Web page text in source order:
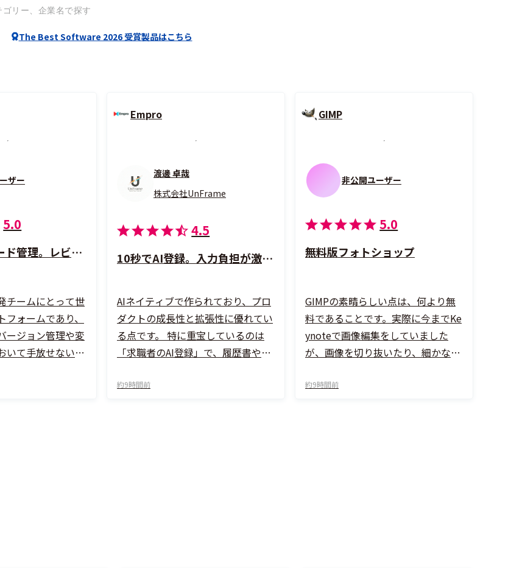
The Best Software 2026 受賞製品はこちら
ザー
5.0
世界標準のコード管理。レビュー連携機能でチーム開発が激変する
チームにとって世
ォームであり、
ージョン管理や変
いて手放せない存
コードレビュー
Empro
渡邊 卓哉
株式会社UnFrame
4.5
10秒でAI登録。入力負担が激減し、業務効率が大幅に向上。
AIネイティブで作られており、プロ
ダクトの成長性と拡張性に優れてい
る点です。 特に重宝しているのは
「求職者のAI登録」で、履歴書や職
だけで、わずか10秒ほどでデータ
約9時間前
GIMP
非公開ユーザー
5.0
無料版フォトショップ
GIMPの素晴らしい点は、何より無
料であることです。実際に今までKe
ynoteで画像編集をしていました
が、画像を切り抜いたり、細かな編
は、どうしてもGIMPでないとレイ
約9時間前